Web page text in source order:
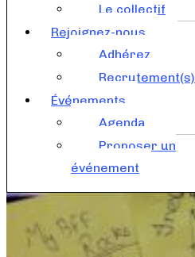
Le collectif
Rejoignez-nous
Adhérez
Recrutement(s)
Événements
Agenda
Proposer un
événement